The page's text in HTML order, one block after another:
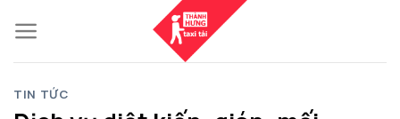
to
content
TIN TỨC